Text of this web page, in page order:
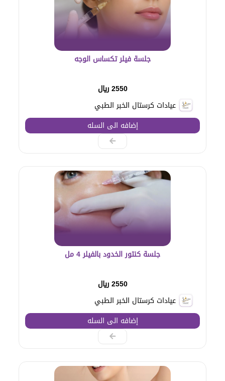
جلسة فيلر تكساس الوجه
2550 ريال
عيادات كرستال الخبر الطبي
إضافه الى السله
جلسة كنتور الخدود بالفيلر 4 مل
2550 ريال
عيادات كرستال الخبر الطبي
إضافه الى السله